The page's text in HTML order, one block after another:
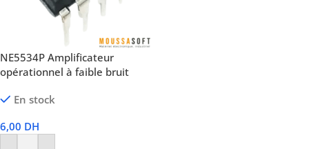
NE5534P Amplificateur
opérationnel à faible bruit
En stock
6,00 DH